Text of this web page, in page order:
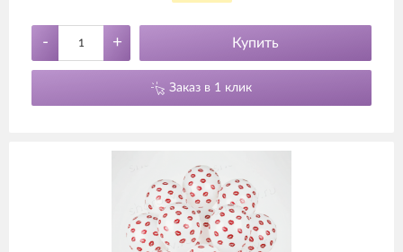
- + Купить
Заказ в 1 клик